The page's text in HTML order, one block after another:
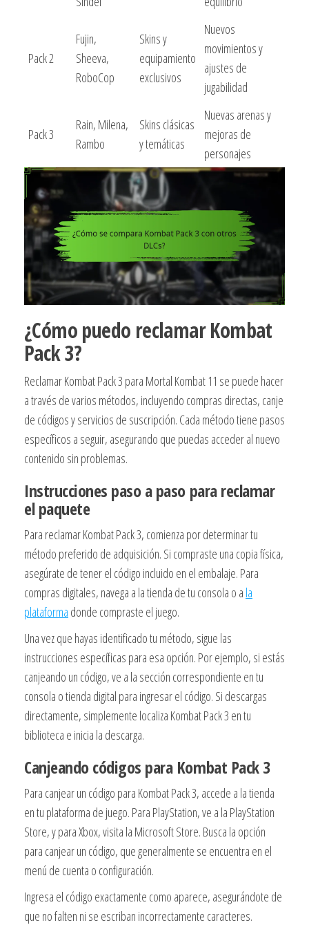
Pack 2
Fujin,
Sheeva,
RoboCop
Skins y
equipamiento
exclusivos
Nuevos
movimientos y
ajustes de
jugabilidad
Pack 3
Rain, Milena,
Rambo
Skins clásicas
y temáticas
Nuevas arenas y
mejoras de
personajes
¿Cómo puedo reclamar Kombat
Pack 3?
Reclamar Kombat Pack 3 para Mortal Kombat 11 se puede hacer
a través de varios métodos, incluyendo compras directas, canje
de códigos y servicios de suscripción. Cada método tiene pasos
específicos a seguir, asegurando que puedas acceder al nuevo
contenido sin problemas.
Instrucciones paso a paso para reclamar
el paquete
Para reclamar Kombat Pack 3, comienza por determinar tu
método preferido de adquisición. Si compraste una copia física,
asegúrate de tener el código incluido en el embalaje. Para
compras digitales, navega a la tienda de tu consola o a la
plataforma donde compraste el juego.
Una vez que hayas identificado tu método, sigue las
instrucciones específicas para esa opción. Por ejemplo, si estás
canjeando un código, ve a la sección correspondiente en tu
consola o tienda digital para ingresar el código. Si descargas
directamente, simplemente localiza Kombat Pack 3 en tu
biblioteca e inicia la descarga.
Canjeando códigos para Kombat Pack 3
Para canjear un código para Kombat Pack 3, accede a la tienda
en tu plataforma de juego. Para PlayStation, ve a la PlayStation
Store, y para Xbox, visita la Microsoft Store. Busca la opción
para canjear un código, que generalmente se encuentra en el
menú de cuenta o configuración.
Ingresa el código exactamente como aparece, asegurándote de
que no falten ni se escriban incorrectamente caracteres.